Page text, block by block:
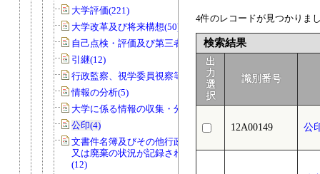
大学評価(221)
大学改革及び将来構想(50)
自己点検・評価及び第三者評価(5)
引継(12)
行政監察、視学委員視察等(56)
情報の分析(5)
大学に係る情報の収集・分析(0)
公印(4)
文書件名簿及びその他行政文書の取得
又は廃棄の状況が記録されているもの
(12)
4件のレコードが見つかりま
検索結果
出
力
選
択
識別番号
12A00149 公